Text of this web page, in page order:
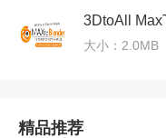
大小：2.0MB
精品推荐